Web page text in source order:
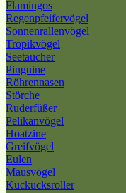
Flamingos
Regenpfeifervögel
Sonnenrallenvögel
Tropikvögel
Seetaucher
Pinguine
Röhrennasen
Störche
Ruderfüßer
Pelikanvögel
Hoatzine
Greifvögel
Eulen
Mausvögel
Kuckucksroller